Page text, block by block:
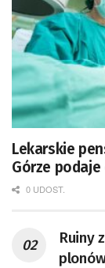
Lekarskie
Górze podaje
0 UDOST.
Ruiny